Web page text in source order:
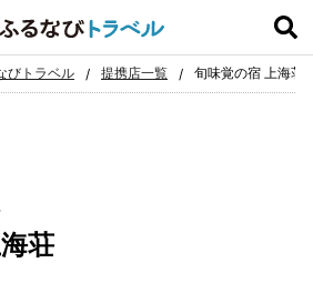
に入り
びトラベル 提携店一覧 旬味覚の宿 上海荘
荘